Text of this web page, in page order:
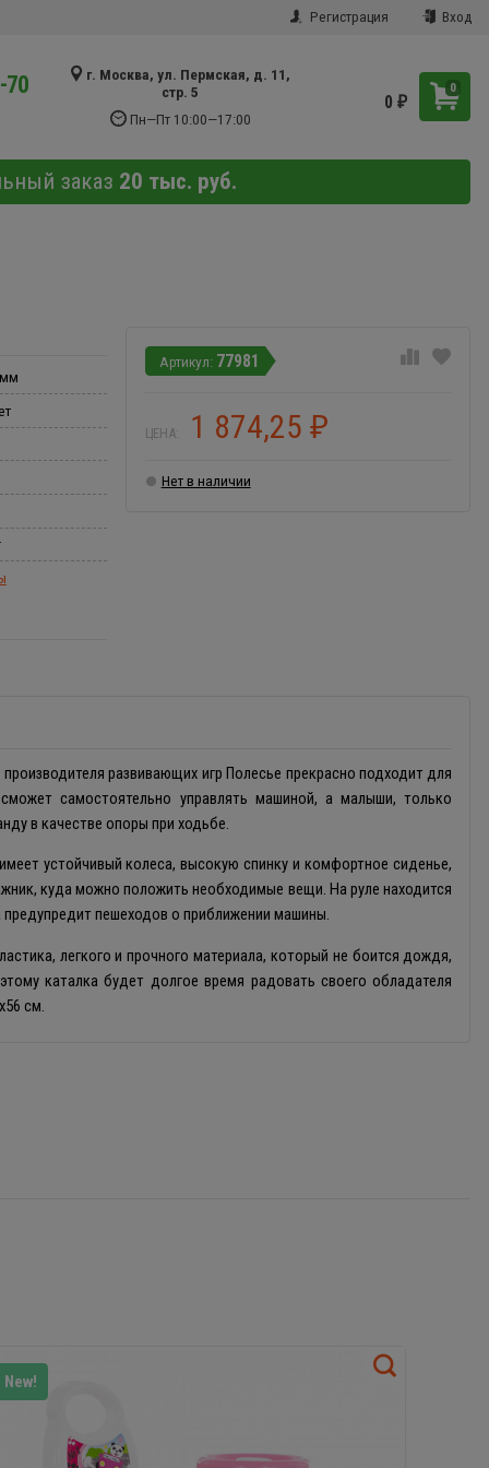
Регистрация Вход
70
г. Москва, ул. Пермская, д. 11,
стр. 5
Пн—Пт 10:00—17:00
0
0₽
заказ 20 тыс. руб.
77981
ЦЕНА: 1 874,25₽
Нет в наличии
развивающих игр Полесье прекрасно подходит для
самостоятельно управлять машиной, а малыши, только
в качестве опоры при ходьбе.
устойчивый колеса, высокую спинку и комфортное сиденье,
куда можно положить необходимые вещи. На руле находится
предупредит пешеходов о приближении машины.
легкого и прочного материала, который не боится дождя,
каталка будет долгое время радовать своего обладателя
см.
New!